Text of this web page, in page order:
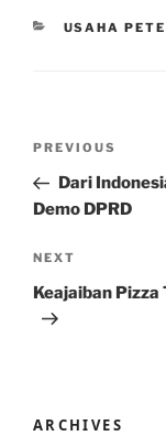
CATEGORIES
USAHA
Previous
Post
PREVIOUS
Dari
Demo DPRD
Next
Post
NEXT
Keajaiban Pizza
ARCHIVES